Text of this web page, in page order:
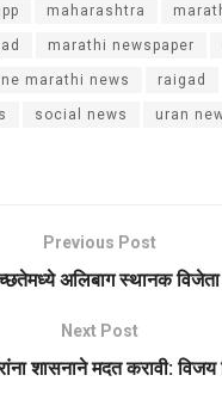
maharashtra
marathi newspaper
marathi news raigad
social news uran
Previous Post
अलिबाग स्थानक विजेता
Next Post
शासनाने मदत करावी: विजय